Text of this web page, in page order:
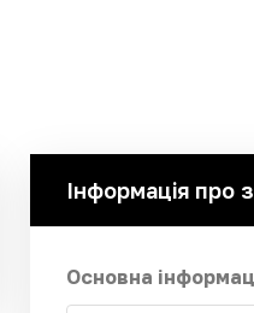
Інформація про
Основна